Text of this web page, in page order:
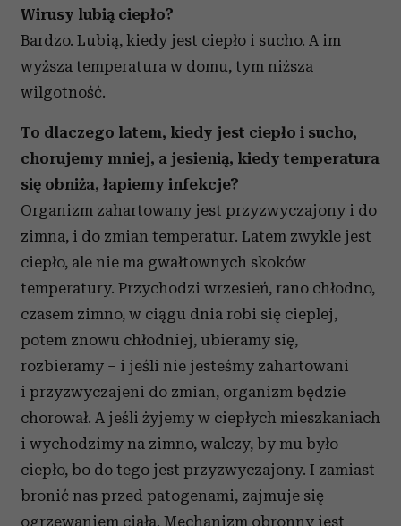
Wirusy lubią ciepło?
Bardzo. Lubią, kiedy jest ciepło i sucho. A im
wyższa temperatura w domu, tym niższa
wilgotność.
To dlaczego latem, kiedy jest ciepło i sucho,
chorujemy mniej, a jesienią, kiedy temperatura
się obniża, łapiemy infekcje?
Organizm zahartowany jest przyzwyczajony i do
zimna, i do zmian temperatur. Latem zwykle jest
ciepło, ale nie ma gwałtownych skoków
temperatury. Przychodzi wrzesień, rano chłodno,
czasem zimno, w ciągu dnia robi się cieplej,
potem znowu chłodniej, ubieramy się,
rozbieramy – i jeśli nie jesteśmy zahartowani
i przyzwyczajeni do zmian, organizm będzie
chorował. A jeśli żyjemy w ciepłych mieszkaniach
i wychodzimy na zimno, walczy, by mu było
ciepło, bo do tego jest przyzwyczajony. I zamiast
bronić nas przed patogenami, zajmuje się
ogrzewaniem ciała. Mechanizm obronny jest